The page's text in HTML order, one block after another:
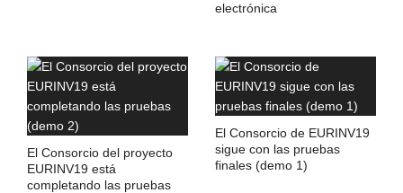
electrónica
El Consorcio del proyecto
EURINV19 está
completando las pruebas
El Consorcio de EURINV19
sigue con las pruebas
finales (demo 1)